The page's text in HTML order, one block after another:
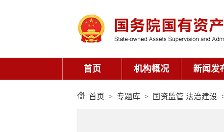
首页 > 专题库 > 国资监管 法治建设